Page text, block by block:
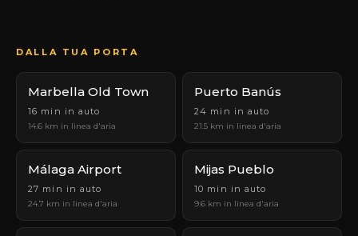
DALLA TUA PORTA
Marbella Old Town
16 min in auto
14.6 km in linea d'aria
Puerto Banús
24 min in auto
21.5 km in linea d'aria
Málaga Airport
27 min in auto
24.7 km in linea d'aria
Mijas Pueblo
10 min in auto
9.6 km in linea d'aria